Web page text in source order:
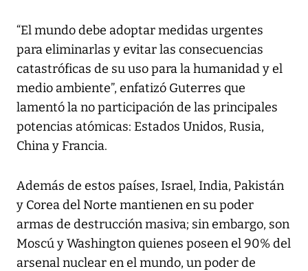
“El mundo debe adoptar medidas urgentes
para eliminarlas y evitar las consecuencias
catastróficas de su uso para la humanidad y el
medio ambiente”, enfatizó Guterres que
lamentó la no participación de las principales
potencias atómicas: Estados Unidos, Rusia,
China y Francia.
Además de estos países, Israel, India, Pakistán
y Corea del Norte mantienen en su poder
armas de destrucción masiva; sin embargo, son
Moscú y Washington quienes poseen el 90% del
arsenal nuclear en el mundo, un poder de